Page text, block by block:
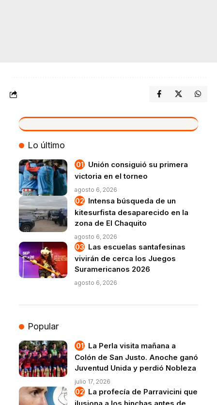
VIVO
Lo último
Unión consiguió su primera
victoria en el torneo
agosto 6, 2026
Intensa búsqueda de un
kitesurfista desaparecido en la
zona de El Chaquito
agosto 6, 2026
Las escuelas santafesinas
vivirán de cerca los Juegos
Suramericanos 2026
agosto 6, 2026
Popular
La Perla visita mañana a
Colón de San Justo. Anoche ganó
Juventud Unida y perdió Nobleza
julio 17, 2026
La profecía de Parravicini que